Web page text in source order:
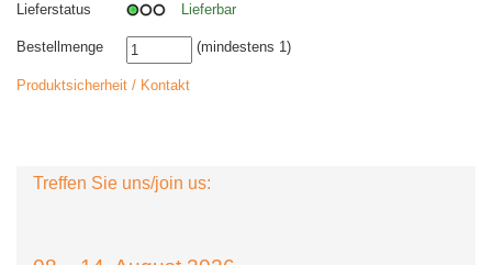
Lieferstatus
Lieferbar
Bestellmenge (mindestens 1)
Produktsicherheit / Kontakt
Treffen Sie uns/join us: